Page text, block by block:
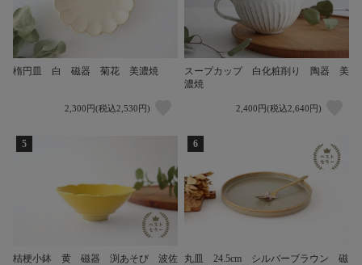
楕円皿 白 磁器 菊花 美濃焼
2,300円(税込2,530円)
スープカップ 白化粧削り 陶器 美
濃焼
2,400円(税込2,640円)
5
桔梗小鉢 黄 磁器 渕あそび 波佐
6
丸皿 24.5cm シルバーブラウン 磁